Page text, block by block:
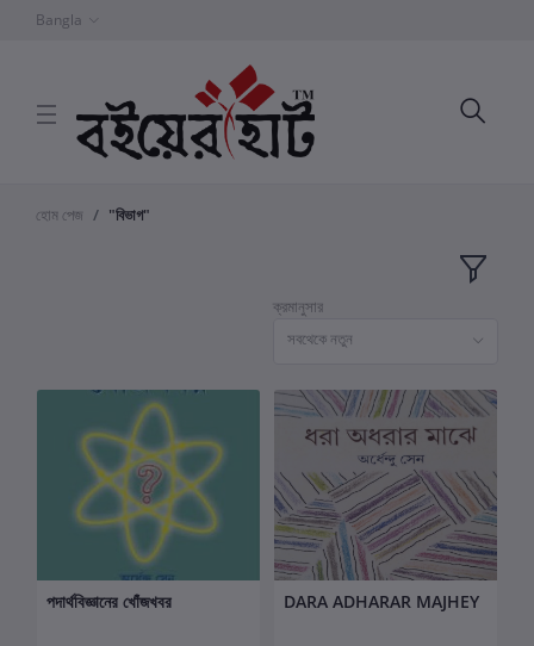
Bangla
হোম পেজ "বিভাগ"
ক্রমানুসার
সবথেকে নতুন
কার্টে যোগ করুন
পদার্থবিজ্ঞানের খোঁজখবর কার্টে যোগ করুন
DARA ADHARAR MAJHEY